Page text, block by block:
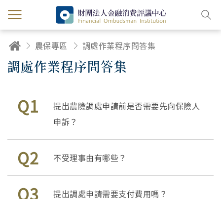
農保專區 調處作業程序問答集
調處作業程序問答集
Q1
提出農險調處申請前是否需要先向保險人
申訴？
Q2 不受理事由有哪些？
Q3 提出調處申請需要支付費用嗎？